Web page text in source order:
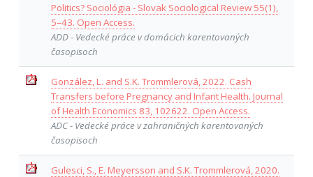
Politics? Sociológia - Slovak Sociological Review 55(1),
5–43. Open Access.
ADD - Vedecké práce v domácich karentovaných
časopisoch
González, L. and S.K. Trommlerová, 2022. Cash
Transfers before Pregnancy and Infant Health. Journal
of Health Economics 83, 102622. Open Access.
ADC - Vedecké práce v zahraničných karentovaných
časopisoch
Gulesci, S., E. Meyersson and S.K. Trommlerová, 2020.